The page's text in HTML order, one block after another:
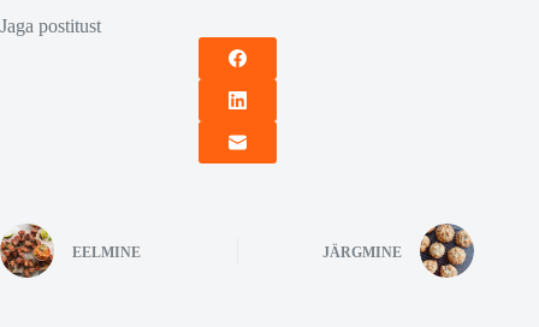
Jaga postitust
EELMINE JÄRGMINE